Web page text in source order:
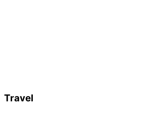
Travel